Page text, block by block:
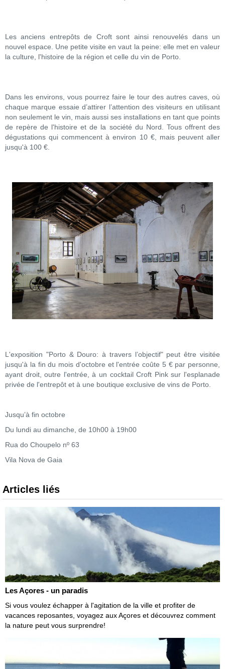
Les anciens entrepôts de Croft sont ainsi renouvelés dans un
nouvel espace. Une petite visite en vaut la peine: elle met en valeur
la culture, l'histoire de la région et celle du vin de Porto.
Dans les environs, vous pourrez faire le tour des autres caves, où
chaque marque essaie d’attirer l’attention des visiteurs en utilisant
non seulement le vin, mais aussi ses installations en tant que points
de repère de l'histoire et de la société du Nord. Tous offrent des
dégustations qui commencent à environ 10 €, mais peuvent aller
jusqu'à 100 €.
L'exposition "Porto & Douro: à travers l’objectif" peut être visitée
jusqu'à la fin du mois d'octobre et l'entrée coûte 5 € par personne,
ayant droit, outre l'entrée, à un cocktail Croft Pink sur l'esplanade
privée de l'entrepôt et à une boutique exclusive de vins de Porto.
Jusqu’à fin octobre
Du lundi au dimanche, de 10h00 à 19h00
Rua do Choupelo nº 63
Vila Nova de Gaia
Articles liés
Les Açores - un paradis
Si vous voulez échapper à l'agitation de la ville et profiter de
vacances reposantes, voyagez aux Açores et découvrez comment
la nature peut vous surprendre!